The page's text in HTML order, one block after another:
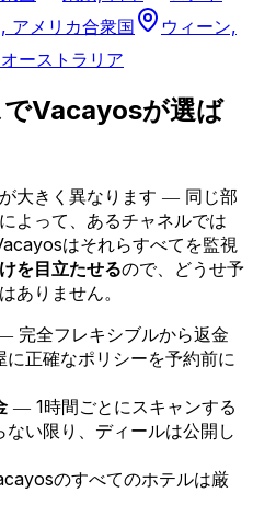
アメリカ合衆国
ウィーン,
ーストラリア
Vacayosが選ば
大きく異なります ― 同じ部
よって、あるチャネルでは
はそれらすべてを監視
を目立たせるので、どうせ予
ありません。
完全フレキシブルから返金
正確なポリシーを予約前に
― 1時間ごとにスキャンする
い限り、ディールは公開し
のすべてのホテルは厳